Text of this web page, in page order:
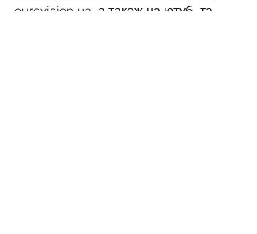
eurovision.ua, а також на ютуб- та